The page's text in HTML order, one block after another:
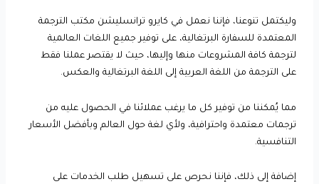
وليكتمل تنوعنا، فإننا نعمل في كايرو ترانسليشن مكتب الترجمة
المعتمدة للسفارة البرتغالية، على توفير جميع اللغات العالمية
لترجمة كافة المشروعات منها وإليها، حيث لا يقتصر عملنا فقط
على الترجمة من اللغة العربية إلى اللغة البرتغالية والعكس.
مما يُمكننا من توفير كل ما يرغب عملائنا في الحصول عليه من
ترجمات معتمدة واحترافية، ولأي لغة حول العالم وبأفضل الأسعار
التنافسية.
إضافة إلى ذلك، فإننا نحرص على تسهيل طلب الخدمات على